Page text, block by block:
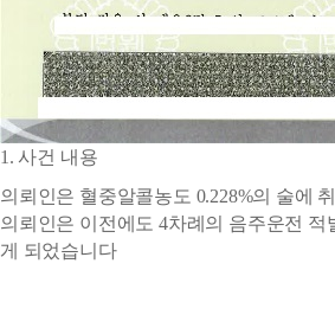
1. 사건 내용
의뢰인은 혈중알콜농도 0.228%의 술에
의뢰인은 이전에도 4차례의 음주운전
게 되었습니다